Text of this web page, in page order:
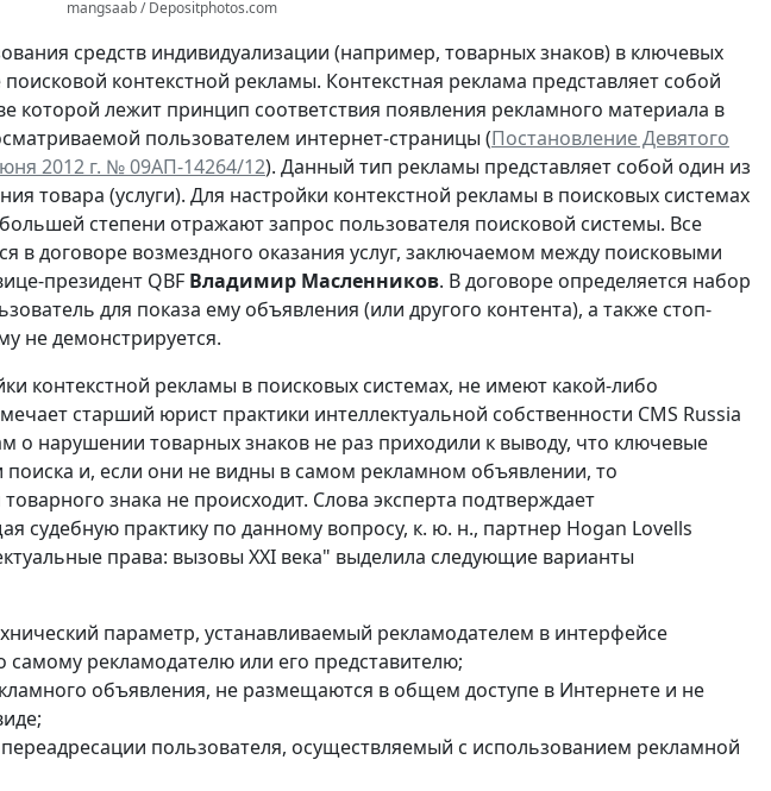
mangsaab / Depositphotos.com
средств индивидуализации (например, товарных знаков) в ключевых
контекстной рекламы. Контекстная реклама представляет собой
которой лежит принцип соответствия появления рекламного материала в
пользователем интернет-страницы (Постановление Девятого
2012 г. № 09АП-14264/12). Данный тип рекламы представляет собой один из
товара (услуги). Для настройки контекстной рекламы в поисковых системах
степени отражают запрос пользователя поисковой системы. Все
в договоре возмездного оказания услуг, заключаемом между поисковыми
президент QBF Владимир Масленников. В договоре определяется набор
для показа ему объявления (или другого контента), а также стоп-
не демонстрируется.
контекстной рекламы в поисковых системах, не имеют какой-либо
старший юрист практики интеллектуальной собственности CMS Russia
о нарушении товарных знаков не раз приходили к выводу, что ключевые
и, если они не видны в самом рекламном объявлении, то
знака не происходит. Слова эксперта подтверждает
судебную практику по данному вопросу, к. ю. н., партнер Hogan Lovells
права: вызовы XXI века" выделила следующие варианты
параметр, устанавливаемый рекламодателем в интерфейсе
рекламодателю или его представителю;
объявления, не размещаются в общем доступе в Интернете и не
пользователя, осуществляемый с использованием рекламной